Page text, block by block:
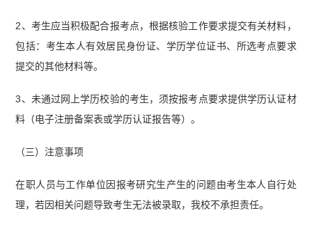
2、考生应当积极配合报考点，根据核验工作要求提交有关材料，
包括：考生本人有效居民身份证、学历学位证书、所选考点要求
提交的其他材料等。
3、未通过网上学历校验的考生，须按报考点要求提供学历认证材
料（电子注册备案表或学历认证报告等）。
（三）注意事项
在职人员与工作单位因报考研究生产生的问题由考生本人自行处
理，若因相关问题导致考生无法被录取，我校不承担责任。